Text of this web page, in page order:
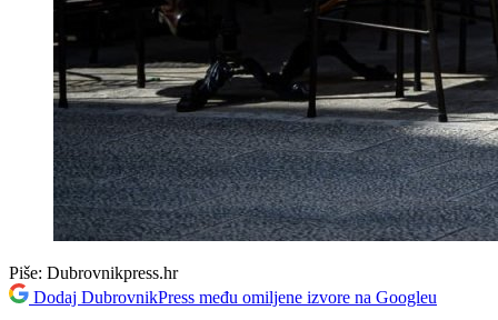
Piše: Dubrovnikpress.hr
Dodaj DubrovnikPress među omiljene izvore na Googleu